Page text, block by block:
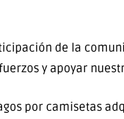
de la
y apoyar
por camisetas